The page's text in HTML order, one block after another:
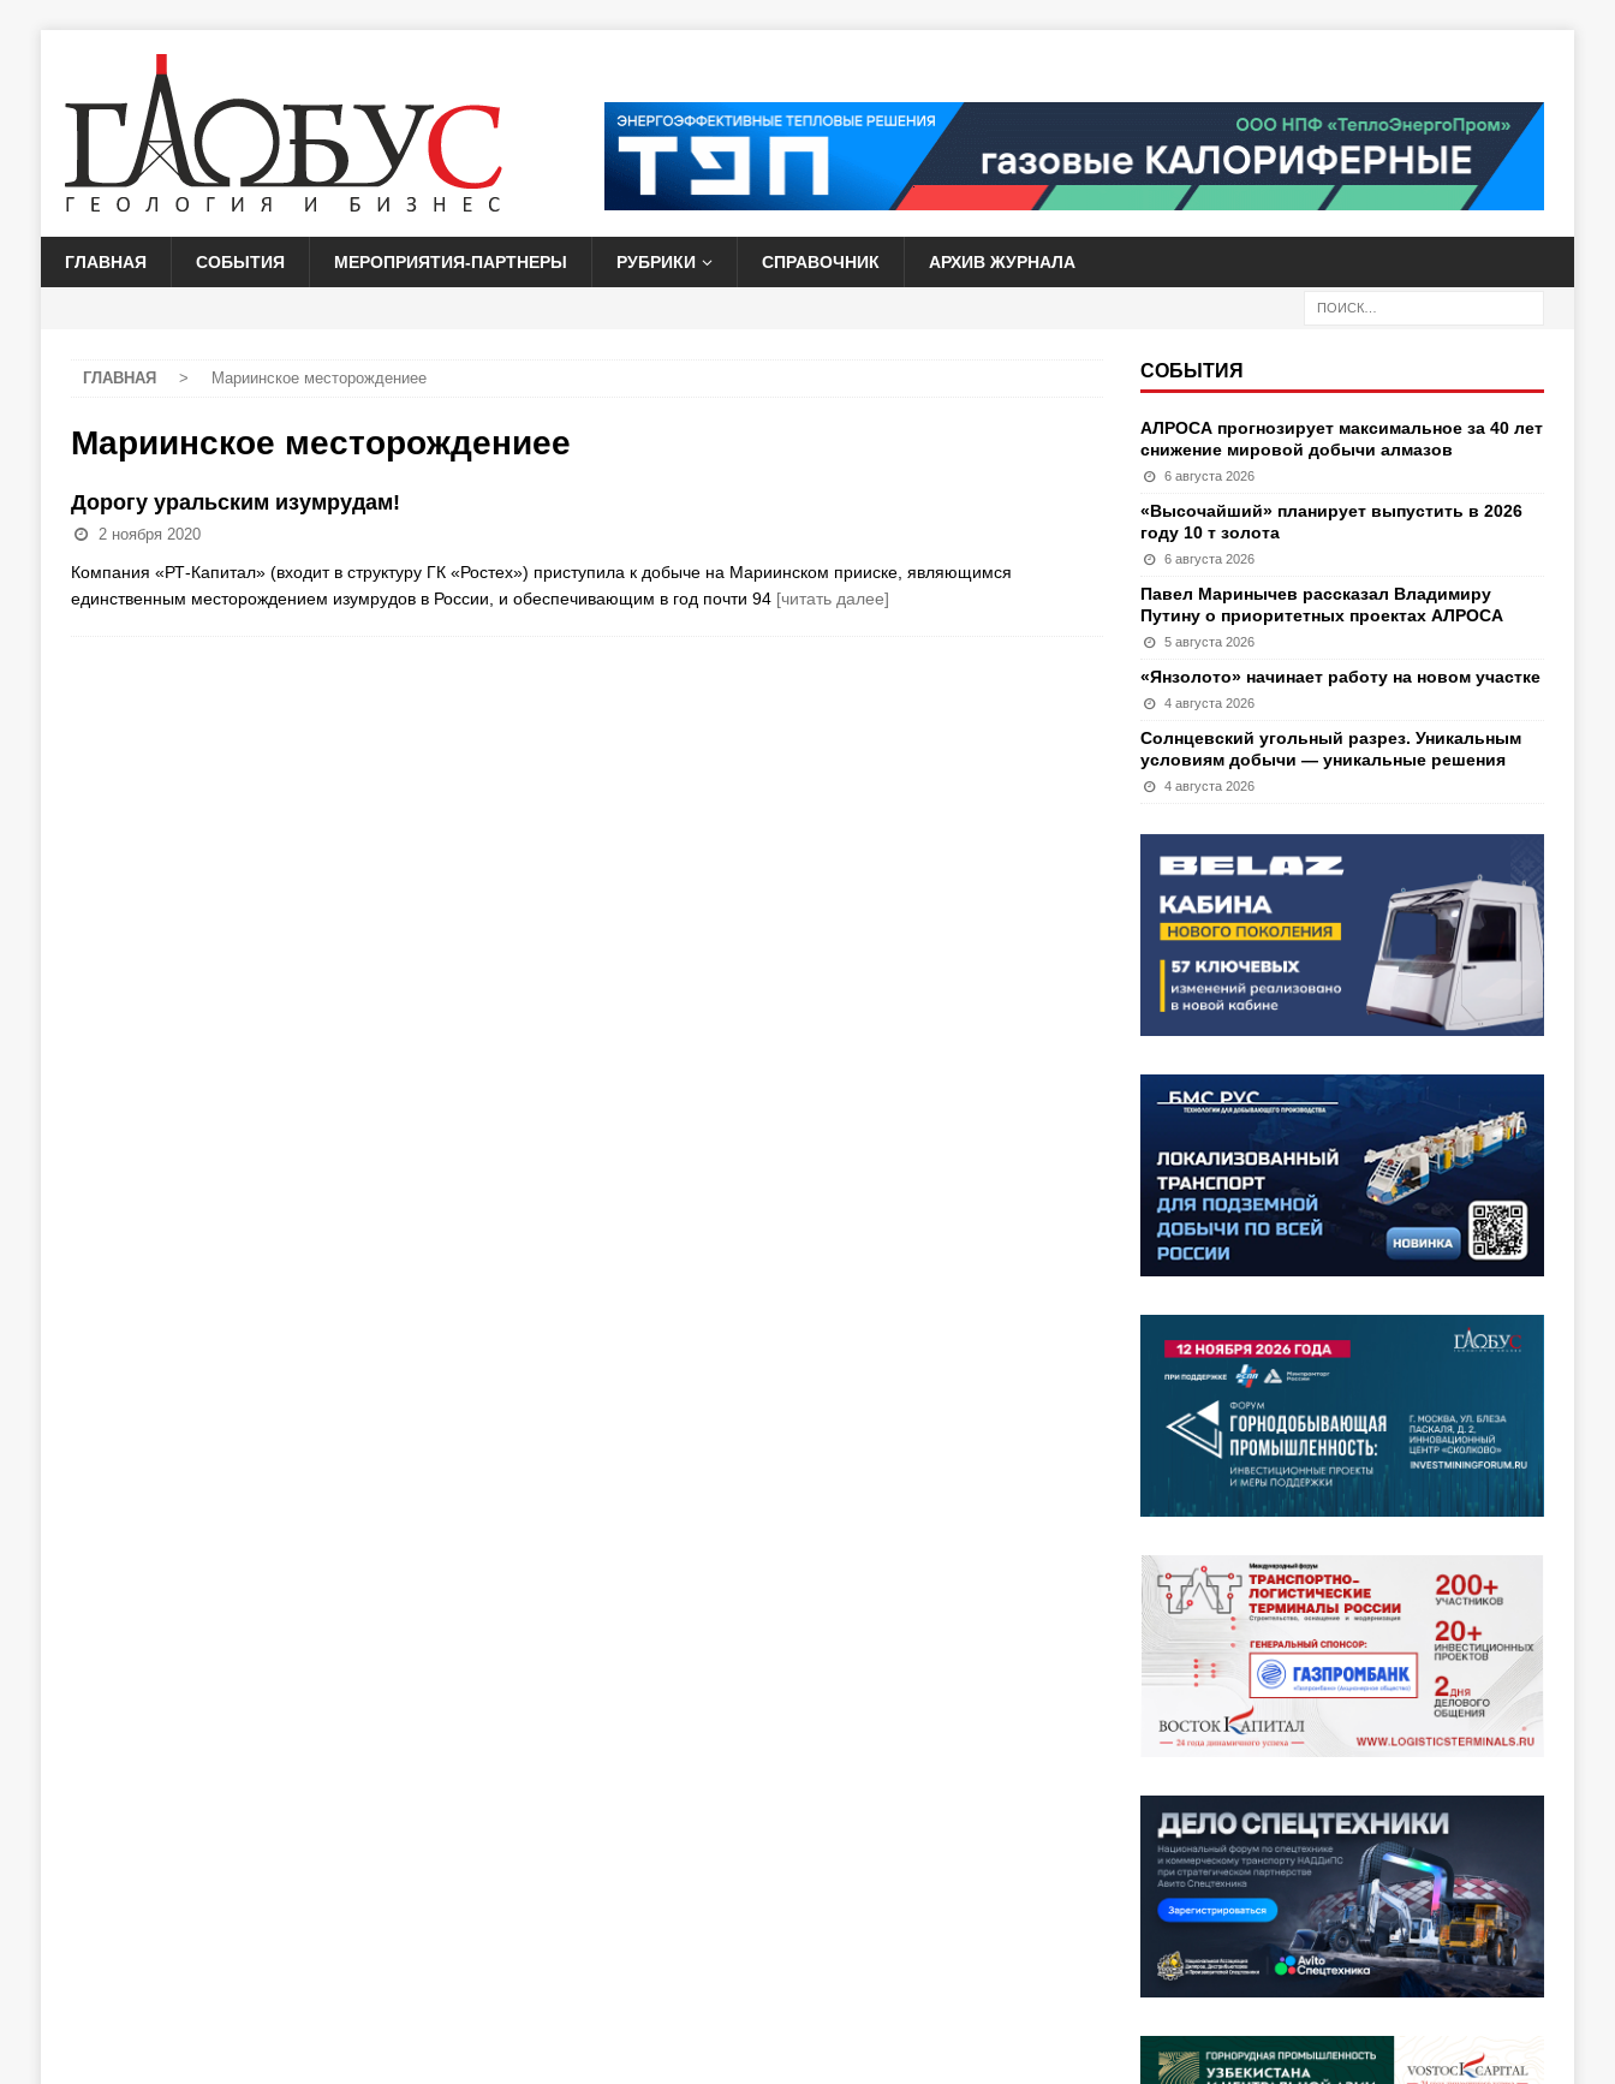
ГЛАВНАЯ СОБЫТИЯ МЕРОПРИЯТИЯ-ПАРТНЕРЫ РУБРИКИ СПРАВОЧНИК АРХИВ ЖУРНАЛА
ГЛАВНАЯ > Мариинское месторождениее
Мариинское месторождениее
Дорогу уральским изумрудам!
2 ноября 2020
Компания «РТ-Капитал» (входит в структуру ГК «Ростех») приступила к добыче на Мариинском прииске, являющимся
единственным месторождением изумрудов в России, и обеспечивающим в год почти 94 [читать далее]
СОБЫТИЯ
АЛРОСА прогнозирует максимальное за 40 лет
снижение мировой добычи алмазов
6 августа 2026
«Высочайший» планирует выпустить в 2026
году 10 т золота
6 августа 2026
Павел Маринычев рассказал Владимиру
Путину о приоритетных проектах АЛРОСА
5 августа 2026
«Янзолото» начинает работу на новом участке
4 августа 2026
Солнцевский угольный разрез. Уникальным
условиям добычи — уникальные решения
4 августа 2026